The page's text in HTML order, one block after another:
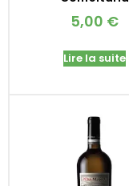
5,00 €
Lire la suite